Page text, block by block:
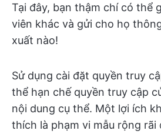
Tại đây, bạn thậm chí có thể
viên khác và gửi cho họ
xuất nào!
Sử dụng cài đặt quyền truy
thể hạn chế quyền truy cập
nội dung cụ thể. Một lợi ích
thích là phạm vi mẫu rộng rãi